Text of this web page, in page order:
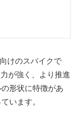
けのスパイクで
が強く、より推進
形状に特徴があ
います。